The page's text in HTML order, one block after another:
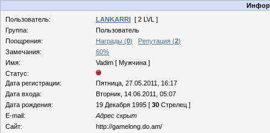
Пользователь:
LANKARRI [ 2 LVL ]
Группа:
Пользователь
Поощрения:
Награды (0) Репутация (2)
Замечания:
60%
Имя:
Vadim [ Мужчина ]
Статус:
Дата регистрации:
Пятница, 27.05.2011, 16:17
Дата входа:
Вторник, 14.06.2011, 05:07
Дата рождения:
19 Декабря 1995 [ 30 Стрелец ]
E-mail:
Адрес скрыт
Сайт:
http://gamelong.do.am/